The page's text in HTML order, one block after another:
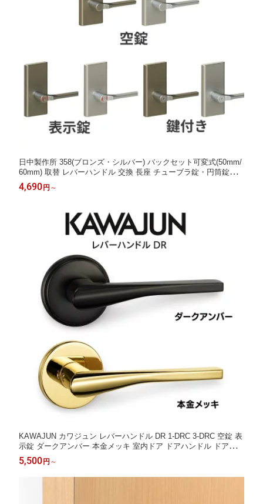
日中製作所 358(ブロンズ・シルバー) バックセット可変式(50mm/
60mm) 取替 レバーハンドル 交換 長座 チューブラ錠・円筒錠OK
ドアノブ 鍵付き GIA取替レバーハンドル 空錠 表示錠 鍵付 扉 ト
イレ 取っ手 取手 つまみ ドアハンドル ドアレバー 引き出し おし
4,690 円 ～
KAWAJUN カワジュン レバーハンドル DR 1-DRC 3-DRC 空錠 表
示錠 ダークアンバー 本金メッキ 室内ドア ドアハンドル ドアノブ
レバー トイレ 交換 リフォーム おしゃれ 取っ手 取手 つまみ ドア
レバー 引き出し 扉
5,500 円 ～